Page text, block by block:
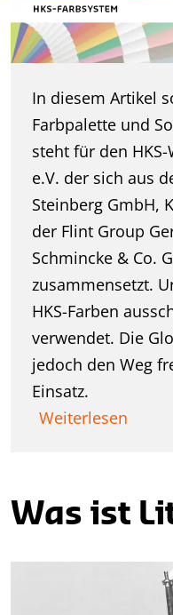
In diesem Artikel
Farbpalette und
steht für den
e.V. der sich aus
Steinberg GmbH,
der Flint Group
Schmincke & Co.
zusammensetzt.
HKS-Farben
verwendet. Die
jedoch den Weg
Einsatz.
Weiterlesen
Was ist